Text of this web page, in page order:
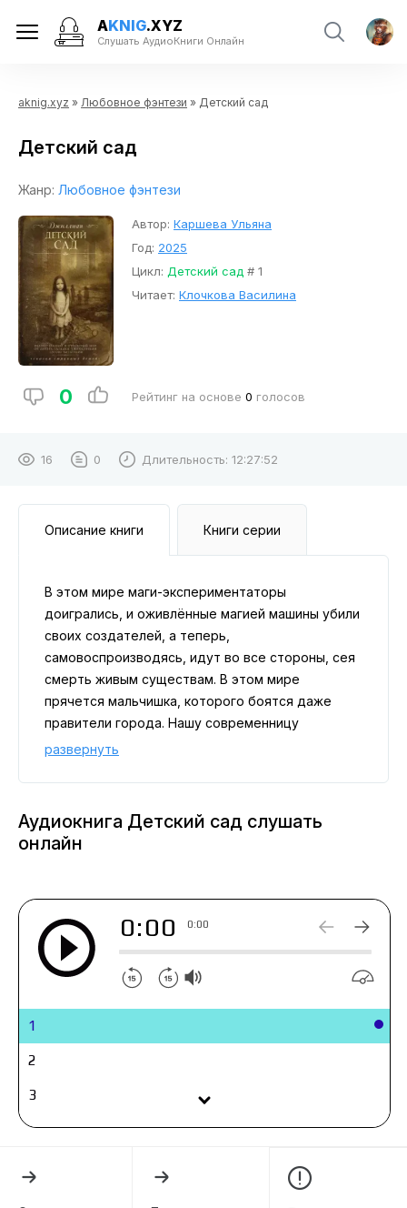
AKNIG.XYZ
Слушать АудиоКниги Онлайн
aknig.xyz » Любовное фэнтези » Детский сад
Детский сад
Жанр: Любовное фэнтези
Автор: Каршева Ульяна
Год: 2025
Цикл: Детский сад # 1
Читает: Клочкова Василина
0 Рейтинг на основе 0 голосов
16 0 Длительность: 12:27:52
Описание книги Книги серии
В этом мире маги-экспериментаторы
доигрались, и оживлённые магией машины убили
своих создателей, а теперь,
самовоспроизводясь, идут во все стороны, сея
смерть живым существам. В этом мире
прячется мальчишка, которого боятся даже
правители города. Нашу современницу
выдернули в пригород осаждённого города и
того чтобы искать опасного мальчика, девушка
детей. И вскоре в магически защищённой от
машин-убийц деревне появляется небольшой,
развернуть
Аудиокнига Детский сад слушать
онлайн
0:00 0:00
1
2
3
4